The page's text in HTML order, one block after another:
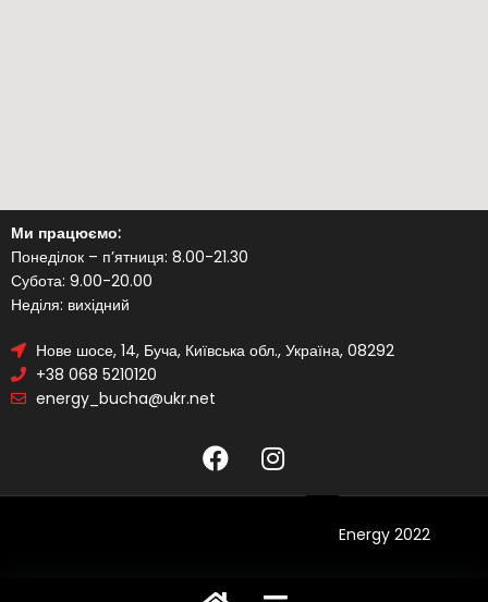
Ми працюємо:
Понеділок – п’ятниця: 8.00-21.30
Субота: 9.00-20.00
Неділя: вихідний
Нове шосе, 14, Буча, Київська обл., Україна, 08292
+38 068 5210120
energy_bucha@ukr.net
Energy 2022